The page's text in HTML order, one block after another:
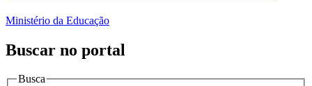
Ministério da Educação
Buscar no portal
Busca